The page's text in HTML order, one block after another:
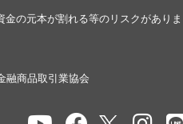
の元本が割れる等のリスクがありま
商品取引業協会